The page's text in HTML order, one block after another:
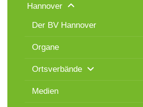
Hannover
Der BV Hannover
Organe
Ortsverbände
Medien